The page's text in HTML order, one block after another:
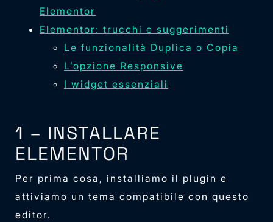
Elementor
Elementor: trucchi e suggerimenti
Le funzionalità Duplica o Copia
L’opzione Responsive
I widget essenziali
1 – INSTALLARE
ELEMENTOR
Per prima cosa, installiamo il plugin e
attiviamo un tema compatibile con questo
editor.